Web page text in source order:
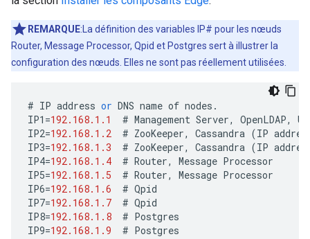
REMARQUE:La définition des variables IP# pour les nœuds
Router, Message Processor, Qpid et Postgres sert à illustrer la
configuration des nœuds. Elles ne sont pas réellement utilisées.
# IP address or DNS name of nodes .
IP1 =192.168.1.1 # Management Server, OpenLDAP, UI
IP2=192.168.1.2 # ZooKeeper, Cassandra (IP
IP3=192.168.1.3 # ZooKeeper, Cassandra (IP
IP4=192.168.1.4 # Router, Message Processor
IP5=192.168.1.5 # Router, Message Processor
IP6=192.168.1.6 # Qpid
IP7=192.168.1.7 # Qpid
IP8=192.168.1.8 # Postgres
IP9=192.168.1.9 # Postgres